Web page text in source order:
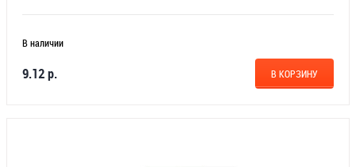
В наличии
9.12 р. В КОРЗИНУ